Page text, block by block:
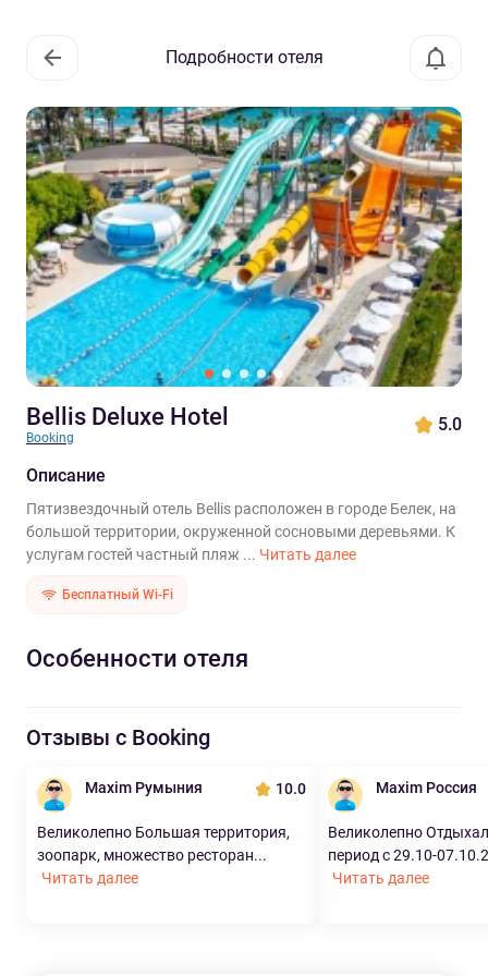
Подробности отеля
Bellis Deluxe Hotel
Booking
5.0
Описание
Пятизвездочный отель Bellis расположен в городе Белек, на
большой территории, окруженной сосновыми деревьями. К
услугам гостей частный пляж ... Читать далее
Бесплатный Wi-Fi
Особенности отеля
Отзывы с Booking
Maxim Румыния 10.0
Великолепно Большая территория,
зоопарк, множество ресторан...
Читать далее
Maxim Россия
Великолепно
период с 29.10-
Читать далее